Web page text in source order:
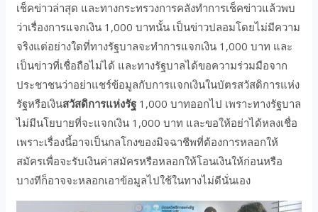
เช็คข่าวล่าสุด และทางกระทรวงการคลังทำการเช็คข่าวแล้วพบ
ว่าเรื่องการแจกเงิน 1,000 บาทนั้น เป็นข่าวปลอมโดยไม่มีความ
จริงแต่อย่างใดที่ทางรัฐบาลจะทำการแจกเงิน 1,000 บาท และ
เป็นข่าวที่เชื่อถือไม่ได้ และทางรัฐบาลได้ขอความร่วมมือจาก
ประชาชนว่าอย่าแชร์ข้อมูลกับการแจกเงินในบัตรสวัสดิการแห่ง
รัฐหรือเงินสวัสดิการแห่งรัฐ 1,000 บาทออกไป เพราะทางรัฐบาล
ไม่มีนโยบายที่จะแจกเงิน 1,000 บาท และขอให้อย่าได้หลงเชื่อ
เพราะเรื่องนี้อาจเป็นกลโกงของมิจฉาชีพที่ต้องการหลอกให้
สมัครเพื่อจะรับเงินค่าสมัครหรือหลอกให้โอนเงินให้ก่อนหรือ
บางทีก็อาจจะหลอกเอาข้อมูลไปใช้ในทางไม่ดีนั่นเอง